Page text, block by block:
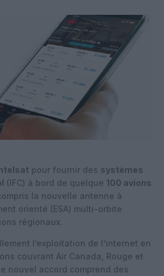
pour fournir des systèmes
(IFC) à bord de quelque 100 avions
la nouvelle antenne à
orienté (ESA) multi-orbite
régionaux.
l’exploitation de l’internet en
couvrant Air Canada, Rouge et
nouvel accord comprend des